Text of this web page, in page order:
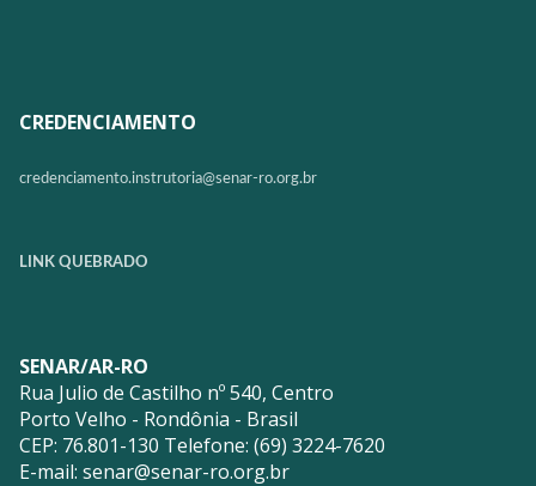
CREDENCIAMENTO
credenciamento.instrutoria@senar-ro.org.br
LINK QUEBRADO
SENAR/AR-RO
Rua Julio de Castilho nº 540, Centro
Porto Velho - Rondônia - Brasil
CEP: 76.801-130 Telefone: (69) 3224-7620
E-mail: senar@senar-ro.org.br